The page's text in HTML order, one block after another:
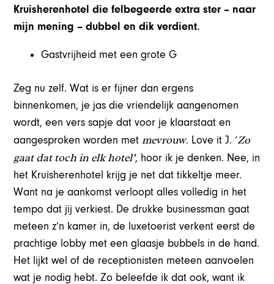
Kruisherenhotel die felbegeerde extra ster – naar
mijn mening – dubbel en dik verdient.
Gastvrijheid met een grote G
Zeg nu zelf. Wat is er fijner dan ergens
binnenkomen, je jas die vriendelijk aangenomen
wordt, een vers sapje dat voor je klaarstaat en
aangesproken worden metmevrouw. Love itJ. ‘Zo
gaat dat toch in elk hotel’, hoor ik je denken. Nee, in
het Kruisherenhotel krijg je net dat tikkeltje meer.
Want na je aankomst verloopt alles volledig in het
tempo dat jij verkiest. De drukke businessman gaat
meteen z’n kamer in, de luxetoerist verkent eerst de
prachtige lobby met een glaasje bubbels in de hand.
Het lijkt wel of de receptionisten meteen aanvoelen
wat je nodig hebt. Zo beleefde ik dat ook, want ik